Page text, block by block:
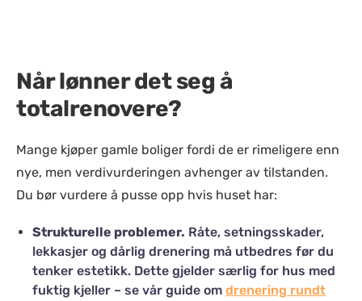
Når lønner det seg å
totalrenovere?
Mange kjøper gamle boliger fordi de er rimeligere enn
nye, men verdivurderingen avhenger av tilstanden.
Du bør vurdere å pusse opp hvis huset har:
Strukturelle problemer. Råte, setningsskader,
lekkasjer og dårlig drenering må utbedres før du
tenker estetikk. Dette gjelder særlig for hus med
fuktig kjeller – se vår guide om drenering rundt